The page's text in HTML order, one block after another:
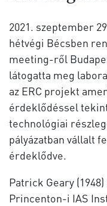
2021. szeptember
hétvégi Bécsben
meeting-ről
látogatta meg
az ERC projekt
érdeklődéssel
technológiai
pályázatban vállalt
érdeklődve.
Patrick Geary
Princenton-i IAS